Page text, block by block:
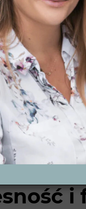
proces, który
kroków, które
online: Po
poznajemy
3D: Na
krokiem
decyzji.
Ostatnim etapem
ogrodowa oraz
o tym w jaki